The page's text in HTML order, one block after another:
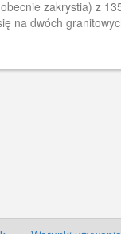
zakrystia) z
na dwóch